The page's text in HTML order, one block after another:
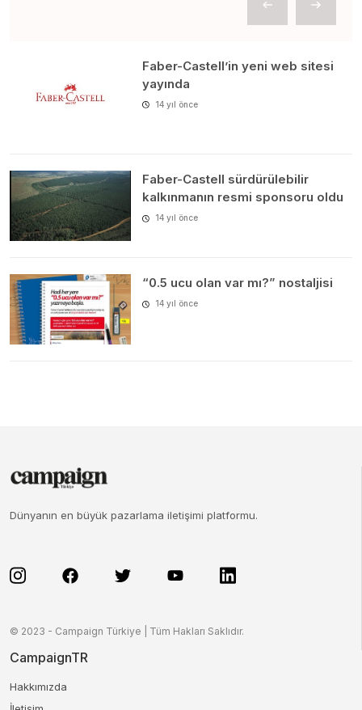
Faber-Castell’in yeni web sitesi
yayında
14 yıl önce
Faber-Castell sürdürülebilir
kalkınmanın resmi sponsoru oldu
14 yıl önce
“0.5 ucu olan var mı?” nostaljisi
14 yıl önce
Dünyanın en büyük pazarlama iletişimi platformu.
© 2023 - Campaign Türkiye | Tüm Hakları Saklıdır.
CampaignTR
Hakkımızda